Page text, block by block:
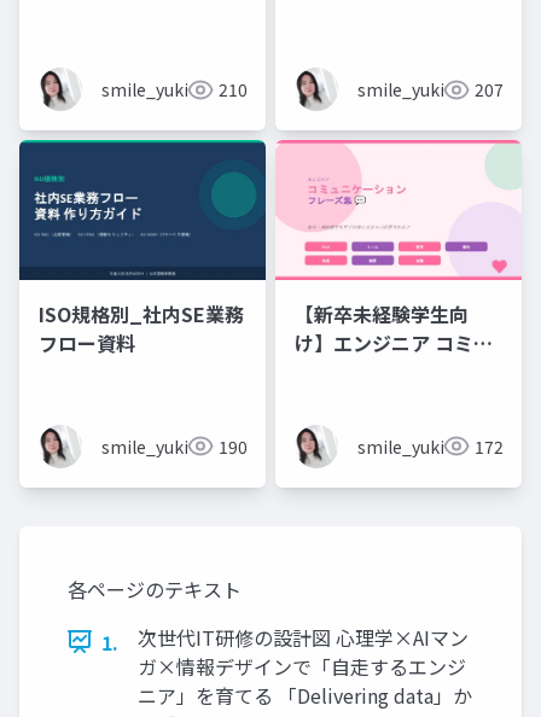
smile_yukiko_it210 smile_yukiko_it207
ISO規格別_社内SE業務
フロー資料
smile_yukiko_it190
【新卒未経験学生向
け】エンジニア コミュ
のコミュニケーション
フレーズ集smile_yukiko_it172
各ページのテキスト
1.
次世代IT研修の設計図 心理学×AIマン
ガ×情報デザインで「自走するエンジ
ニア」を育てる 「Delivering data」か